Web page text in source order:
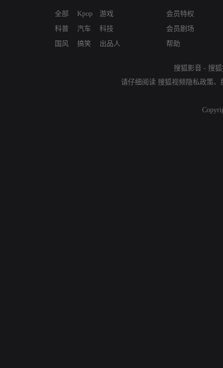
全部
科普
国风
Kpop
汽车
搞笑
游戏
科技
出品人
会员特权
会员剧场
帮助
搜狐影音 - 搜
请仔细阅读 搜狐视频隐私政策、